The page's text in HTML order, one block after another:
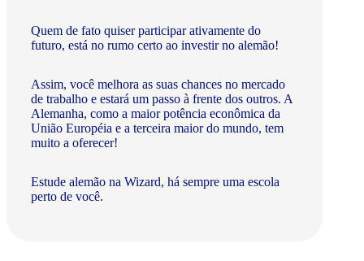
Quem de fato quiser participar ativamente do
futuro, está no rumo certo ao investir no alemão!
Assim, você melhora as suas chances no mercado
de trabalho e estará um passo à frente dos outros. A
Alemanha, como a maior potência econômica da
União Européia e a terceira maior do mundo, tem
muito a oferecer!​
Estude alemão na Wizard, há sempre uma escola
perto de você.